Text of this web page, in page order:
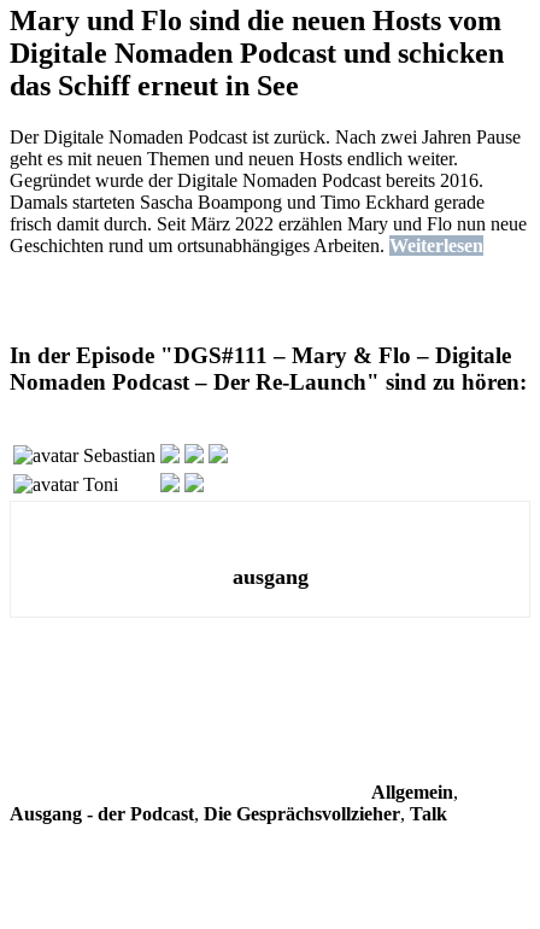
Mary und Flo sind die neuen Hosts vom
Digitale Nomaden Podcast und schicken
das Schiff erneut in See
Der Digitale Nomaden Podcast ist zurück. Nach zwei Jahren Pause
geht es mit neuen Themen und neuen Hosts endlich weiter.
Gegründet wurde der Digitale Nomaden Podcast bereits 2016.
Damals starteten Sascha Boampong und Timo Eckhard gerade
frisch damit durch. Seit März 2022 erzählen Mary und Flo nun neue
Geschichten rund um ortsunabhängiges Arbeiten. Weiterlesen
In der Episode "DGS#111 – Mary & Flo – Digitale
Nomaden Podcast – Der Re-Launch" sind zu hören:
Sebastian
Toni
ausgang
Allgemein,
Ausgang - der Podcast, Die Gesprächsvollzieher, Talk